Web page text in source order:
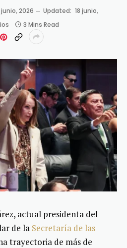
junio, 2026 Updated: 18 junio,
3 Mins Read
actual presidenta del
de la Secretaría de las
trayectoria de más de